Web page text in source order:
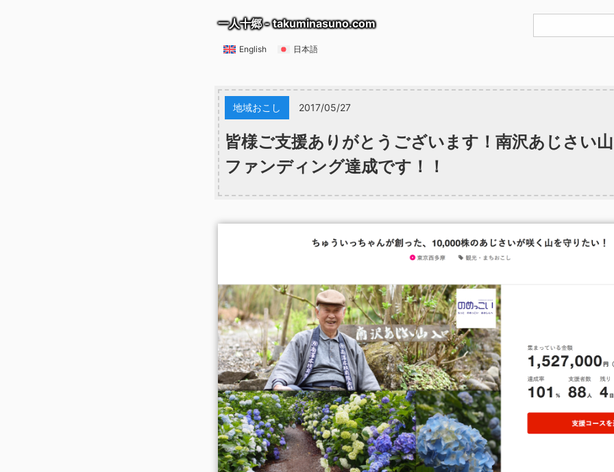
一人十郷 - takuminasuno.com
English 日本語
地域おこし 2017/05/27
皆様ご支援ありがとうございます！南沢あじさい
ファンディング達成です！！